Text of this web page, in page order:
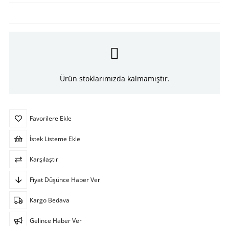
Ürün stoklarımızda kalmamıştır.
Favorilere Ekle
İstek Listeme Ekle
Karşılaştır
Fiyat Düşünce Haber Ver
Kargo Bedava
Gelince Haber Ver